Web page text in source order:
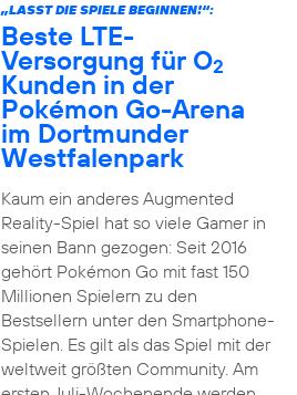
„LASST DIE SPIELE BEGINNEN!“:
Beste LTE-
Versorgung für O2
Kunden in der
Pokémon Go-Arena
im Dortmunder
Westfalenpark
Kaum ein anderes Augmented
Reality-Spiel hat so viele Gamer in
seinen Bann gezogen: Seit 2016
gehört Pokémon Go mit fast 150
Millionen Spielern zu den
Bestsellern unter den Smartphone-
Spielen. Es gilt als das Spiel mit der
weltweit größten Community. Am